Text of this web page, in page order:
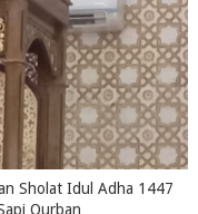
Sholat Idul Adha 1447
Qurban